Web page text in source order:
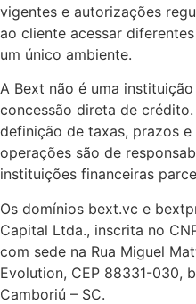
vigentes e autorizações
ao cliente acessar
um único ambiente.
A Bext não é uma
concessão direta de
definição de taxas, prazos
operações são de
instituições financeiras
Os domínios bext.vc e
Capital Ltda., inscrita no
com sede na Rua Miguel
Evolution, CEP 88331-030,
Camboriú – SC.